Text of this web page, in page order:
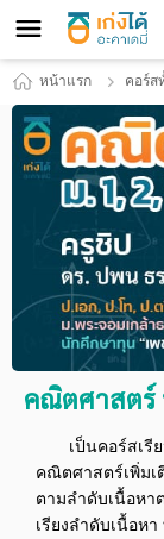
หน้าแรก คอร์ส
คณิตศาสตร์
เป็นคอร์สเ
คณิตศาสตร์เพิ่มเ
ตามลำดับเนื้อหา
เรียงลำดับเนื้อห